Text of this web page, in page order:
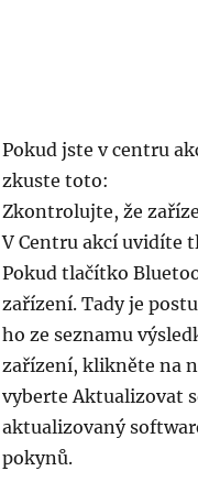
Pokud jste v centru
zkuste toto:
Zkontrolujte, že
V Centru akcí uvidíte
Pokud tlačítko
zařízení. Tady je
ho ze seznamu
zařízení, klikněte na
vyberte Aktualizovat
aktualizovaný
pokynů.